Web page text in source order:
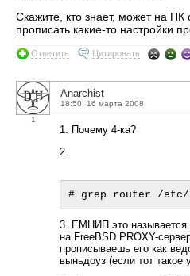
Скажите, кто знает, может на ПК
прописать какие-то настройки
Ответить Цитировать
1
Anarchist
18:50, 16 марта 2008
1. Почему 4-ка?
2.
3. ЕМНИП это называется
на FreeBSD PROXY-
прописываешь его как
выньдоуз (если тот такое